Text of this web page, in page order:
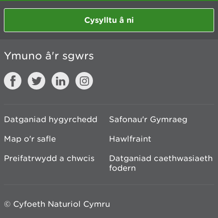
Cysylltu â ni
Ymuno â'r sgwrs
Datganiad hygyrchedd
Safonau'r Gymraeg
Map o'r safle
Hawlfraint
Preifatrwydd a chwcis
Datganiad caethwasiaeth
fodern
© Cyfoeth Naturiol Cymru